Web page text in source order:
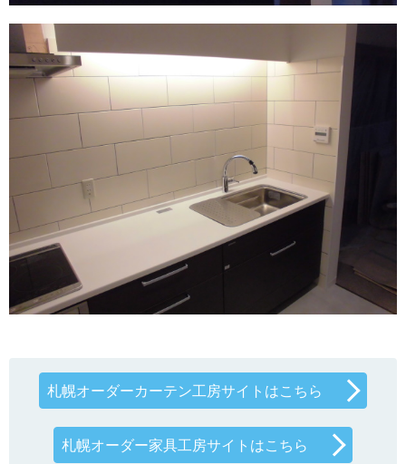
札幌オーダーカーテン工房サイトはこちら
札幌オーダー家具工房サイトはこちら